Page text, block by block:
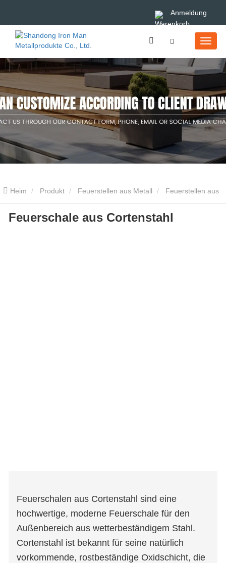
Anmeldung
Heim Produkt Feuerstellen aus Metall Feuerstellen aus
Cortenstahl Feuerschale aus Cortenstahl
Feuerschale aus Cortenstahl
Feuerschalen aus Cortenstahl sind eine
hochwertige, moderne Feuerschale für den
Außenbereich aus wetterbeständigem Stahl.
Cortenstahl ist bekannt für seine natürlich
vorkommende, rostbeständige Oxidschicht, die